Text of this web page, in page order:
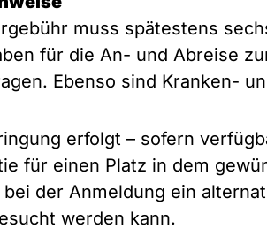
muss spätestens
für die An- und Abreise
Ebenso sind Kranken-
erfolgt – sofern
für einen Platz in dem
der Anmeldung ein
werden kann.